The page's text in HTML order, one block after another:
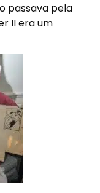
passava pela
II era um